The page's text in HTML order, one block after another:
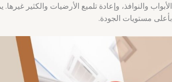
الأبواب والنوافذ، وإعادة تلميع الأرضيات والكثير
بأعلى مستويات الجودة.